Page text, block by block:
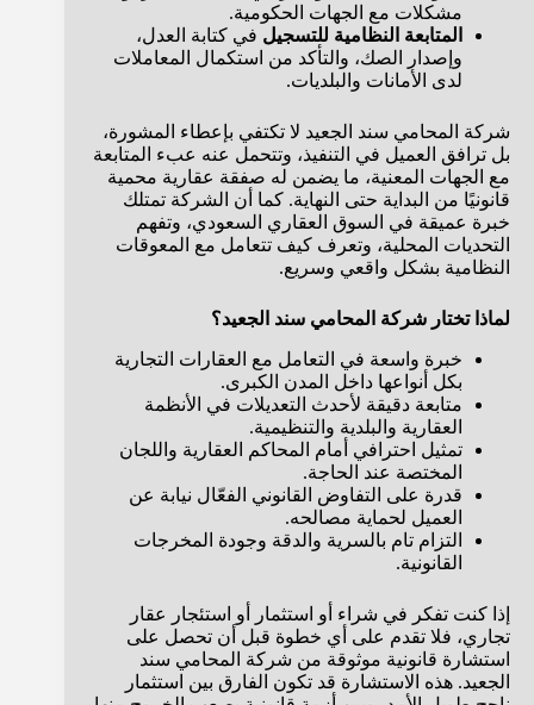
مشكلات مع الجهات الحكومية.
المتابعة النظامية للتسجيل في كتابة العدل،
وإصدار الصك، والتأكد من استكمال المعاملات
لدى الأمانات والبلديات.
شركة المحامي سند الجعيد لا تكتفي بإعطاء المشورة،
بل ترافق العميل في التنفيذ، وتتحمل عنه عبء المتابعة
مع الجهات المعنية، ما يضمن له صفقة عقارية محمية
قانونيًا من البداية حتى النهاية. كما أن الشركة تمتلك
خبرة عميقة في السوق العقاري السعودي، وتفهم
التحديات المحلية، وتعرف كيف تتعامل مع المعوقات
النظامية بشكل واقعي وسريع.
لماذا تختار شركة المحامي سند الجعيد؟
خبرة واسعة في التعامل مع العقارات التجارية
بكل أنواعها داخل المدن الكبرى.
متابعة دقيقة لأحدث التعديلات في الأنظمة
العقارية والبلدية والتنظيمية.
تمثيل احترافي أمام المحاكم العقارية واللجان
المختصة عند الحاجة.
قدرة على التفاوض القانوني الفعّال نيابة عن
العميل لحماية مصالحه.
التزام تام بالسرية والدقة وجودة المخرجات
القانونية.
إذا كنت تفكر في شراء أو استثمار أو استئجار عقار
تجاري، فلا تقدم على أي خطوة قبل أن تحصل على
استشارة قانونية موثوقة من شركة المحامي سند
الجعيد. هذه الاستشارة قد تكون الفارق بين استثمار